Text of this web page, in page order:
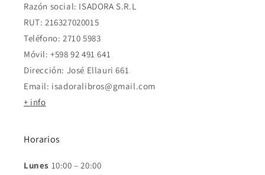
Razón social: ISADORA S.R.L
RUT: 216327020015
Teléfono: 2710 5983
Móvil: +598 92 491 641
Dirección: José Ellauri 661
Email: isadoralibros@gmail.com
+ info
Horarios
Lunes 10:00 – 20:00